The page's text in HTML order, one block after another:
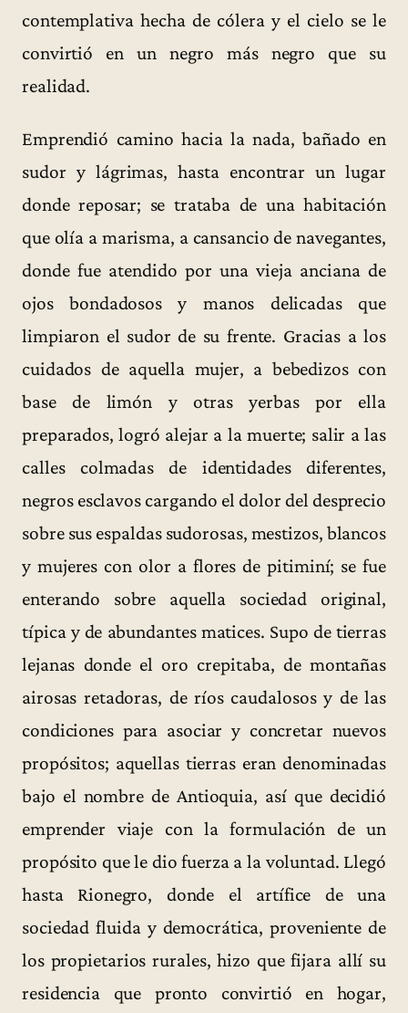
contemplativa hecha de cólera y el cielo se le
convirtió en un negro más negro que su
realidad.
Emprendió camino hacia la nada, bañado en
sudor y lágrimas, hasta encontrar un lugar
donde reposar; se trataba de una habitación
que olía a marisma, a cansancio de navegantes,
donde fue atendido por una vieja anciana de
ojos bondadosos y manos delicadas que
limpiaron el sudor de su frente. Gracias a los
cuidados de aquella mujer, a bebedizos con
base de limón y otras yerbas por ella
preparados, logró alejar a la muerte; salir a las
calles colmadas de identidades diferentes,
negros esclavos cargando el dolor del desprecio
sobre sus espaldas sudorosas, mestizos, blancos
y mujeres con olor a flores de pitiminí; se fue
enterando sobre aquella sociedad original,
típica y de abundantes matices. Supo de tierras
lejanas donde el oro crepitaba, de montañas
airosas retadoras, de ríos caudalosos y de las
condiciones para asociar y concretar nuevos
propósitos; aquellas tierras eran denominadas
bajo el nombre de Antioquia, así que decidió
emprender viaje con la formulación de un
propósito que le dio fuerza a la voluntad. Llegó
hasta Rionegro, donde el artífice de una
sociedad fluida y democrática, proveniente de
los propietarios rurales, hizo que fijara allí su
residencia que pronto convirtió en hogar,